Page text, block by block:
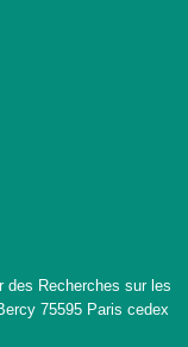
des Recherches sur les
75595 Paris cedex